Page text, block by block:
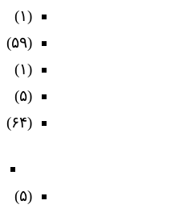
(۱)
(۵۹)
(۱)
(۵)
(۶۴)
(۵)